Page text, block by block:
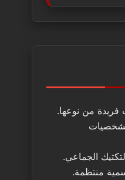
الجماعي.
منتظمة.